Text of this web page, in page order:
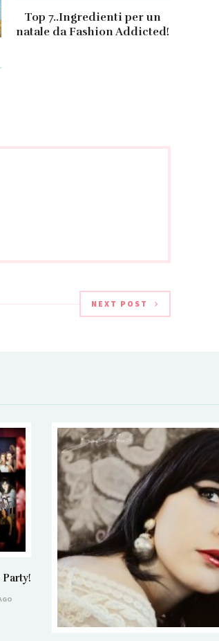
Top 7..Ingredienti per un
natale da Fashion Addicted!
NEXT POST
Party!